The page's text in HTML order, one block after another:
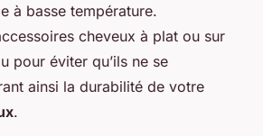
à basse température.
cheveux à plat ou sur
pour éviter qu’ils ne se
ainsi la durabilité de votre
.